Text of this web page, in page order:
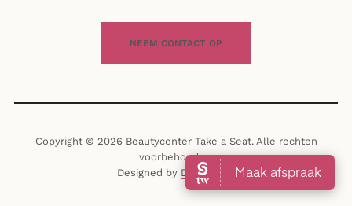
NEEM CONTACT OP
Copyright © 2026 Beautycenter Take a Seat. Alle rechten
voorbehouden.
Designed by Deragos.nl